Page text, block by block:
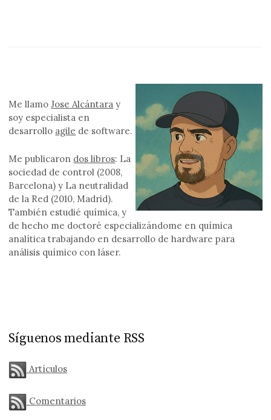
Me llamoJose Alcántara y
soy especialista en
desarrollo agile de software.
Me publicaron dos libros: La
sociedad de control (2008,
Barcelona) y La neutralidad
de la Red (2010, Madrid).
También estudié química, y
de hecho me doctoré especializándome en química
analítica trabajando en desarrollo de hardware para
análisis químico con láser.
Síguenos mediante RSS
Artículos
Comentarios